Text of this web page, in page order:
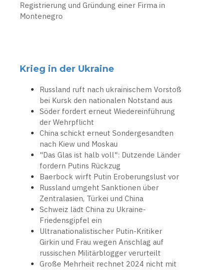
Registrierung und Gründung einer Firma in
Montenegro
Krieg in der Ukraine
Russland ruft nach ukrainischem Vorstoß
bei Kursk den nationalen Notstand aus
Söder fordert erneut Wiedereinführung
der Wehrpflicht
China schickt erneut Sondergesandten
nach Kiew und Moskau
"Das Glas ist halb voll": Dutzende Länder
fordern Putins Rückzug
Baerbock wirft Putin Eroberungslust vor
Russland umgeht Sanktionen über
Zentralasien, Türkei und China
Schweiz lädt China zu Ukraine-
Friedensgipfel ein
Ultranationalistischer Putin-Kritiker
Girkin und Frau wegen Anschlag auf
russischen Militärblogger verurteilt
Große Mehrheit rechnet 2024 nicht mit